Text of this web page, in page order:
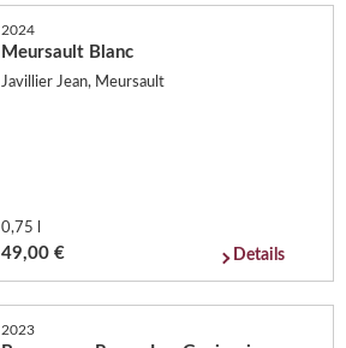
2024
Meursault Blanc
Javillier Jean, Meursault
0,75 l
49,00 € Details
2023